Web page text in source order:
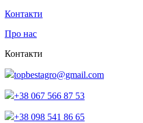
Контакти
Про нас
Контакти
topbestagro@gmail.com
+38 067 566 87 53
+38 098 541 86 65